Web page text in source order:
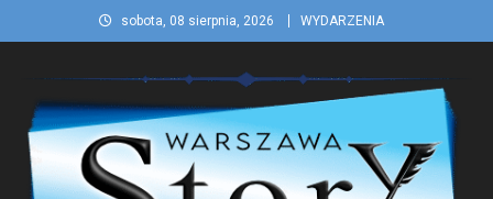
to
sobota, 08 sierpnia, 2026 WYDARZENIA